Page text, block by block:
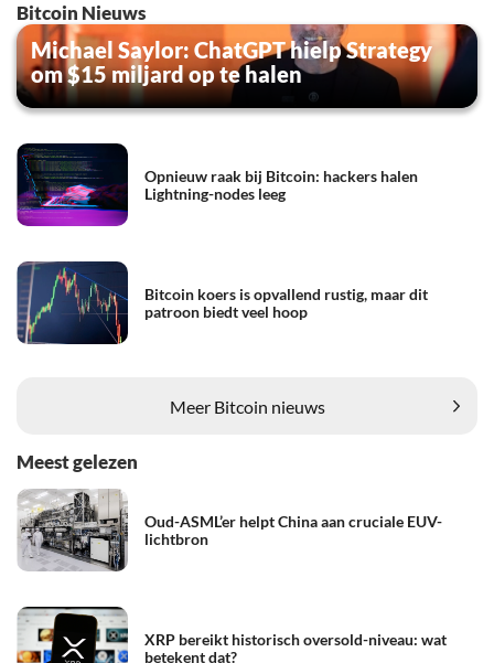
Bitcoin Nieuws
Michael Saylor: ChatGPT hielp Strategy
om $15 miljard op te halen
Opnieuw raak bij Bitcoin: hackers halen
Lightning-nodes leeg
Bitcoin koers is opvallend rustig, maar dit
patroon biedt veel hoop
Meer Bitcoin nieuws
Meest gelezen
Oud-ASML’er helpt China aan cruciale EUV-
lichtbron
XRP bereikt historisch oversold-niveau: wat
betekent dat?